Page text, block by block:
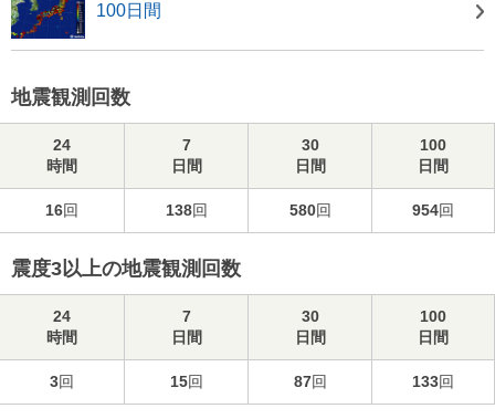
100日間
地震観測回数
24
時間
7
日間
30
日間
100
日間
16回 138回 580回 954回
震度3以上の地震観測回数
24
時間
7
日間
30
日間
100
日間
3回 15回 87回 133回